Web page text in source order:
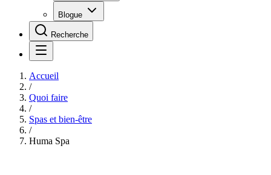
Blogue
Recherche
Accueil
/
Quoi faire
/
Spas et bien-être
/
Huma Spa